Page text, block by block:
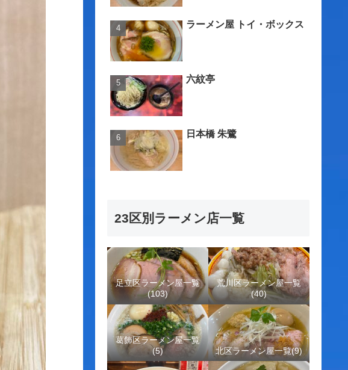
ラーメン屋 トイ・ボックス
六紋亭
日本橋 朱鷺
23区別ラーメン店一覧
足立区ラーメン屋一覧
(103)
荒川区ラーメン屋一覧
(40)
葛飾区ラーメン屋一覧
(5)
北区ラーメン屋一覧(9)